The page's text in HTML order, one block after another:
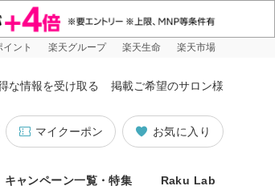
ント 楽天グループ 楽天生命 楽天市場
な情報を受け取る 掲載ご希望のサロン様
お気に入り
マイクーポン
キャンペーン一覧・特集 Raku Lab